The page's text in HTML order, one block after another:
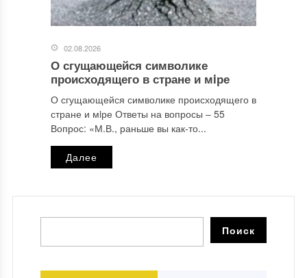
02.08.2026
О сгущающейся символике
происходящего в стране и мiре
О сгущающейся символике происходящего в
стране и мiре Ответы на вопросы ‒ 55
Вопрос: «М.В., раньше вы как-то...
Далее